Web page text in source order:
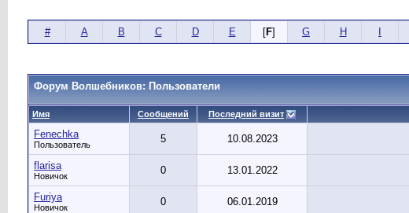
# A B C D E [F] G H
Форум Волшебников: Пользователи
Имя Сообщений Последний визит
Fenechka
Пользователь 5 10.08.2023
flarisa
Новичок 0 13.01.2022
Furiya
Новичок 0 06.01.2019